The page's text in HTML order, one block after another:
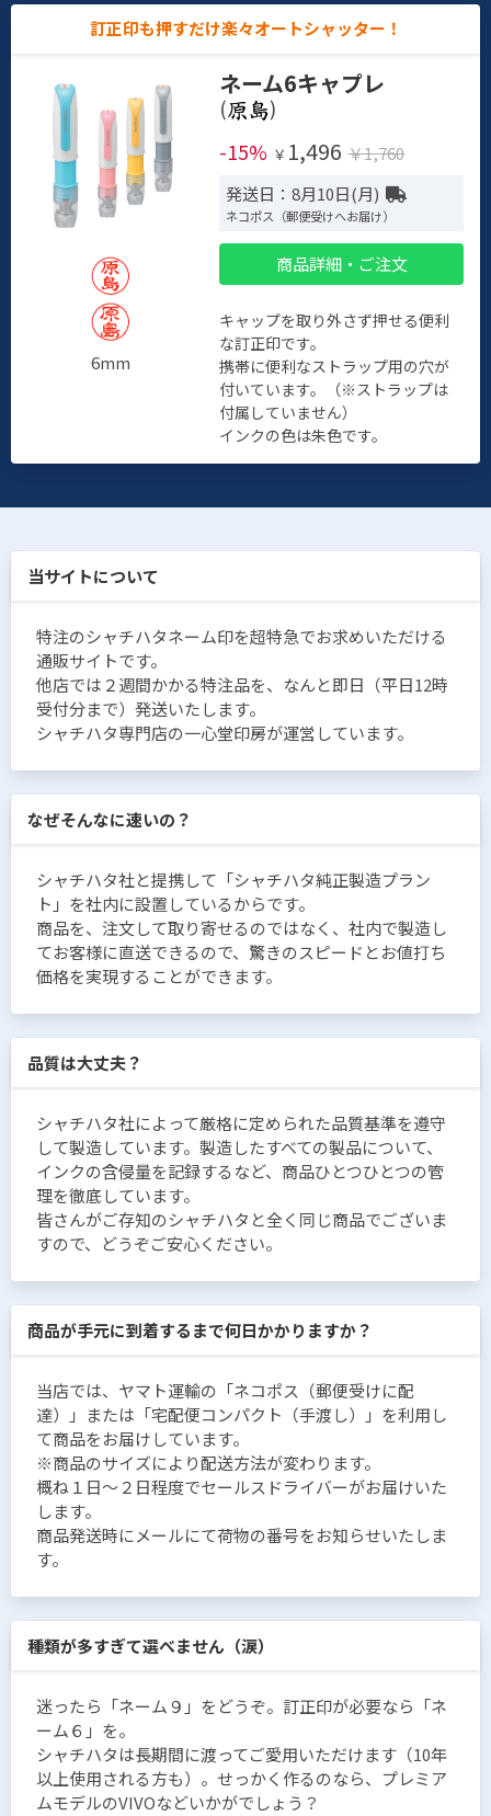
訂正印も押すだけ楽々オートシャッター！
6mm
ネーム6キャプレ
(
)
-15% ￥ 1,496 ￥1,760
発送日：8月10日(月)
ネコポス（郵便受けへお届け）
商品詳細・ご注文
キャップを取り外さず押せる便利
な訂正印です。
携帯に便利なストラップ用の穴が
付いています。（※ストラップは
付属していません）
インクの色は朱色です。
当サイトについて
特注のシャチハタネーム印を超特急でお求めいただける
通販サイトです。
他店では２週間かかる特注品を、なんと即日（平日12時
受付分まで）発送いたします。
シャチハタ専門店の一心堂印房が運営しています。
なぜそんなに速いの？
シャチハタ社と提携して「シャチハタ純正製造プラン
ト」を社内に設置しているからです。
商品を、注文して取り寄せるのではなく、社内で製造し
てお客様に直送できるので、驚きのスピードとお値打ち
価格を実現することができます。
品質は大丈夫？
シャチハタ社によって厳格に定められた品質基準を遵守
して製造しています。製造したすべての製品について、
インクの含侵量を記録するなど、商品ひとつひとつの管
理を徹底しています。
皆さんがご存知のシャチハタと全く同じ商品でございま
すので、どうぞご安心ください。
商品が手元に到着するまで何日かかりますか？
当店では、ヤマト運輸の「ネコポス（郵便受けに配
達）」または「宅配便コンパクト（手渡し）」を利用し
て商品をお届けしています。
※商品のサイズにより配送方法が変わります。
概ね１日〜２日程度でセールスドライバーがお届けいた
します。
商品発送時にメールにて荷物の番号をお知らせいたしま
す。
種類が多すぎて選べません（涙）
迷ったら「ネーム９」をどうぞ。訂正印が必要なら「ネ
ーム６」を。
シャチハタは長期間に渡ってご愛用いただけます（10年
以上使用される方も）。せっかく作るのなら、プレミア
ムモデルのVIVOなどいかがでしょう？